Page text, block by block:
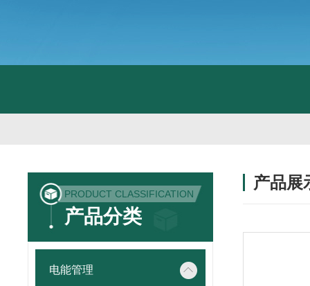
产品展
PRODUCT CLASSIFICATION
产品分类
电能管理